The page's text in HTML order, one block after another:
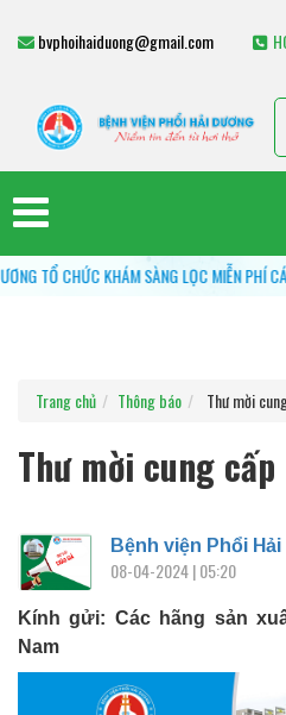
bvphoihaiduong@gmail.com
CHỨC KHÁM SÀNG LỌC MIỄN PHÍ CÁC
Trang chủ Thông báo Thư mời
Thư mời cung
Bệnh viện Phổi
08-04-2024 | 05:20
Kính gửi: Các hãng sản
Nam